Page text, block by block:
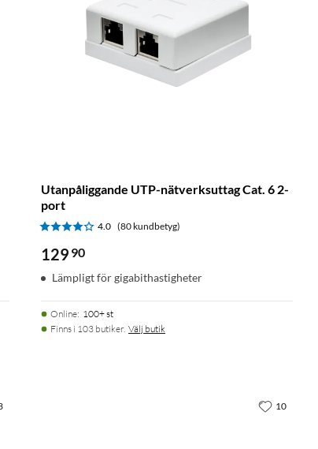
Utanpåliggande UTP-nätverksuttag Cat. 6 2-
port
4.0 (80 kundbetyg)
129 90
Lämpligt för gigabithastigheter
Online: 100+ st
Finns i 103 butiker. Välj butik
10